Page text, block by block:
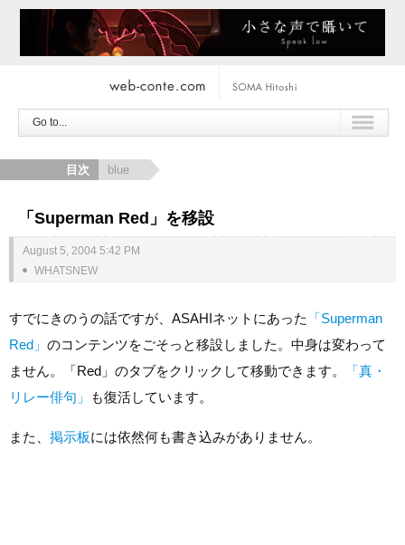
Go to...
blue
目次
「Superman Red」を移設
August 5, 2004 5:42 PM
WHATSNEW
すでにきのうの話ですが、ASAHIネットにあった
「Superman
Red」 のコンテンツをごそっと移設しました。中身は変わって
ません。「Red」のタブをクリックして移動できます。
「真・
リレー俳句」
も復活しています。
また、 掲示板には依然何も書き込みがありません。